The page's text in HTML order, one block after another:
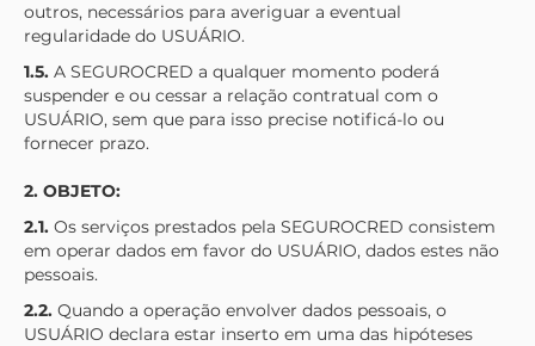
outros, necessários para averiguar a eventual
regularidade do USUÁRIO.
1.5. A SEGUROCRED a qualquer momento poderá
suspender e ou cessar a relação contratual com o
USUÁRIO, sem que para isso precise notificá-lo ou
fornecer prazo.
2. OBJETO:
2.1. Os serviços prestados pela SEGUROCRED consistem
em operar dados em favor do USUÁRIO, dados estes não
pessoais.
2.2. Quando a operação envolver dados pessoais, o
USUÁRIO declara estar inserto em uma das hipóteses